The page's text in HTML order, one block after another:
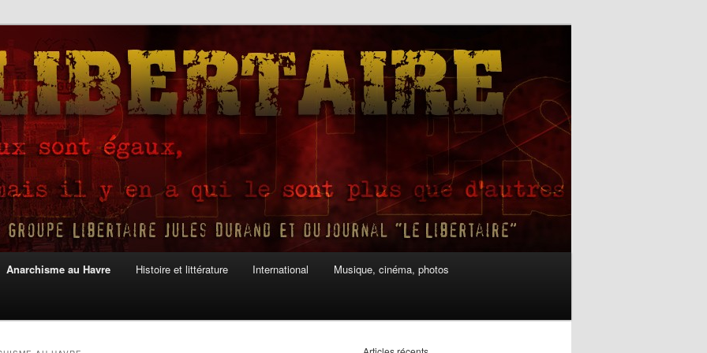
Anarchisme au Havre Histoire et littérature International Musique, cinéma, photos